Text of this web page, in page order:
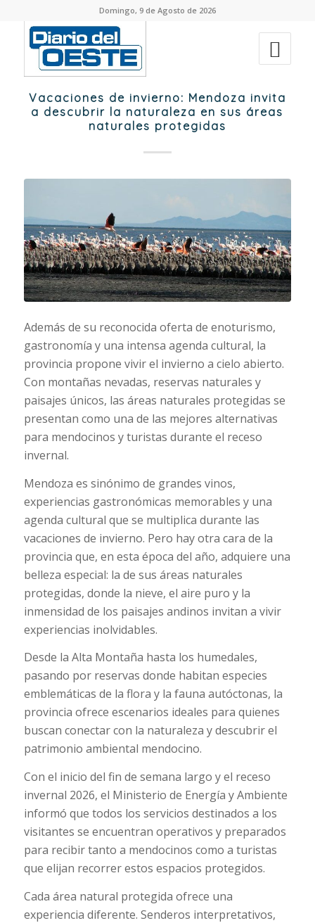
Domingo, 9 de Agosto de 2026
Vacaciones de invierno: Mendoza invita
a descubrir la naturaleza en sus áreas
naturales protegidas
Además de su reconocida oferta de enoturismo,
gastronomía y una intensa agenda cultural, la
provincia propone vivir el invierno a cielo abierto.
Con montañas nevadas, reservas naturales y
paisajes únicos, las áreas naturales protegidas se
presentan como una de las mejores alternativas
para mendocinos y turistas durante el receso
invernal.
Mendoza es sinónimo de grandes vinos,
experiencias gastronómicas memorables y una
agenda cultural que se multiplica durante las
vacaciones de invierno. Pero hay otra cara de la
provincia que, en esta época del año, adquiere una
belleza especial: la de sus áreas naturales
protegidas, donde la nieve, el aire puro y la
inmensidad de los paisajes andinos invitan a vivir
experiencias inolvidables.
Desde la Alta Montaña hasta los humedales,
pasando por reservas donde habitan especies
emblemáticas de la flora y la fauna autóctonas, la
provincia ofrece escenarios ideales para quienes
buscan conectar con la naturaleza y descubrir el
patrimonio ambiental mendocino.
Con el inicio del fin de semana largo y el receso
invernal 2026, el Ministerio de Energía y Ambiente
informó que todos los servicios destinados a los
visitantes se encuentran operativos y preparados
para recibir tanto a mendocinos como a turistas
que elijan recorrer estos espacios protegidos.
Cada área natural protegida ofrece una
experiencia diferente. Senderos interpretativos,